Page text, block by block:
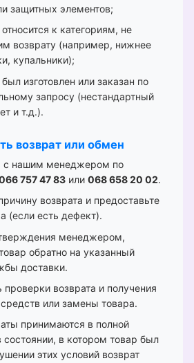
защитных элементов;
к категориям, не
возврату (например, нижнее
купальники);
изготовлен или заказан по
запросу (нестандартный
и т.д.).
возврат или обмен
с нашим менеджером по
757 47 83 или 068 658 20 02.
возврата и предоставьте
(если есть дефект).
менеджером,
обратно на указанный
доставки.
возврата и получения
или замены товара.
принимаются в полной
состоянии, в котором товар был
этих условий возврат